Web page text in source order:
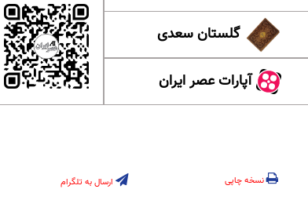
گلستان سعدی
آپارات عصر ایران
نسخه چاپی ارسال به تلگرام